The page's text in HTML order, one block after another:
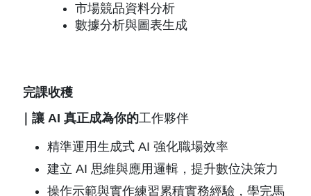
市場競品資料分析
數據分析與圖表生成
完課收穫
｜讓 AI 真正成為你的工作夥伴
精準運用生成式 AI 強化職場效率
建立 AI 思維與應用邏輯，提升數位決策力
操作示範與實作練習累積實務經驗，學完馬